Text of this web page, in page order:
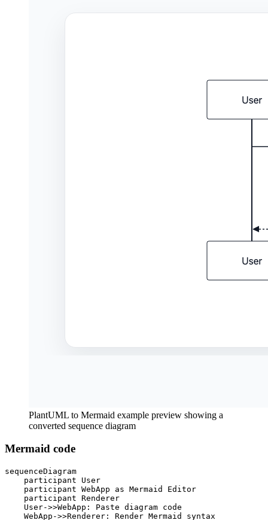
PlantUML to Mermaid example preview showing a
converted sequence diagram
Mermaid code
sequenceDiagram
    participant User
    participant WebApp as Mermaid Editor
    participant Renderer
    User->>WebApp: Paste diagram code
    WebApp->>Renderer: Render Mermaid syntax